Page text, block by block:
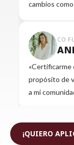
«Certificarme
propósito de
a mi
«Mi pasión ha
¡QUIERO